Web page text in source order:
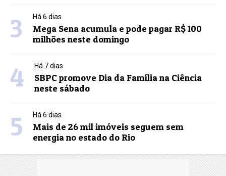
3 Há 6 dias
Mega Sena acumula e pode pagar R$ 100
milhões neste domingo
4 Há 7 dias
SBPC promove Dia da Família na Ciência
neste sábado
5 Há 6 dias
Mais de 26 mil imóveis seguem sem
energia no estado do Rio